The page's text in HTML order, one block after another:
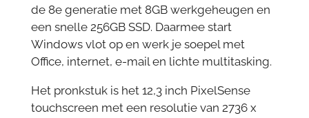
de 8e generatie met 8GB werkgeheugen en
een snelle 256GB SSD. Daarmee start
Windows vlot op en werk je soepel met
Office, internet, e-mail en lichte multitasking.
Het pronkstuk is het 12,3 inch PixelSense
touchscreen met een resolutie van 2736 x